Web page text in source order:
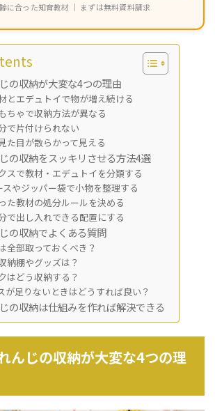
に合った知育教材 ｜ まずは無料資料請求
の収納が大変な4つの理由
とエデュトイで物が増え続ける
ちゃで収納方法が異なる
で片付けられない
た目が散らかって見える
の収納をスッキリさせる方法4選
スで教材・エデュトイを分類する
スやジッパー袋で小物を整理する
た教材の処分ルールを決める
で出し入れできる配置にする
の収納でよくある質問
全部取っておくべき？
納棚やグッズは？
はどう収納する？
が足りないときはどうすれば良い？
の収納は仕組みを作れば解決できる
んじの収納が大変な4つの理